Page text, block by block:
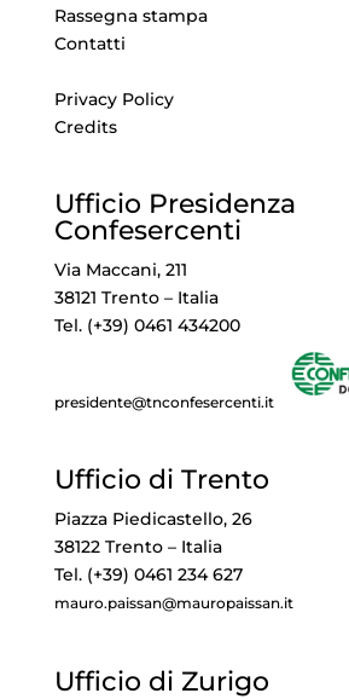
Rassegna stampa
Contatti
Privacy Policy
Credits
Ufficio Presidenza
Confesercenti
Via Maccani, 211
38121 Trento – Italia
Tel. (+39) 0461 434200
presidente@tnconfesercenti.it
Ufficio di Trento
Piazza Piedicastello, 26
38122 Trento – Italia
Tel. (+39) 0461 234 627
mauro.paissan@mauropaissan.it
Ufficio di Zurigo